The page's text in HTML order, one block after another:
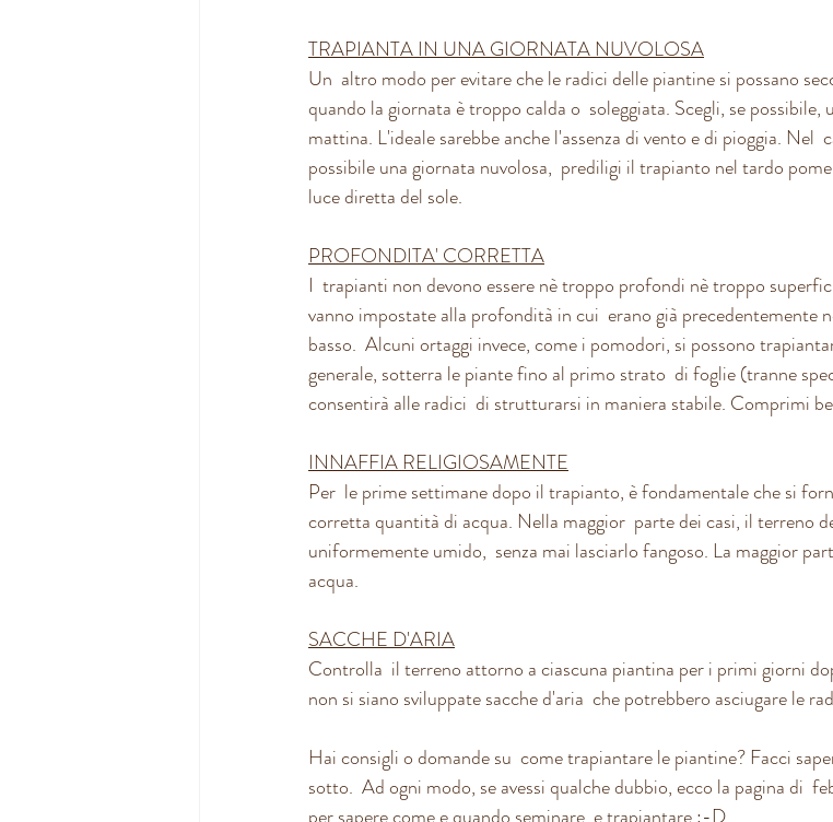
TRAPIANTA IN UNA GIORNATA NUVOLOSA
Un  altro modo per evitare che le radici delle piantine si possano
quando la giornata è troppo calda o  soleggiata. Scegli, se
mattina. L'ideale sarebbe anche l'assenza di vento e di pioggia. Nel
possibile una giornata nuvolosa,  prediligi il trapianto nel tardo
luce diretta del sole.
PROFONDITA' CORRETTA
I  trapianti non devono essere nè troppo profondi nè troppo
vanno impostate alla profondità in cui  erano già precedentemente
basso.  Alcuni ortaggi invece, come i pomodori, si possono
generale, sotterra le piante fino al primo strato  di foglie (tranne
consentirà alle radici  di strutturarsi in maniera stabile. Comprimi
INNAFFIA RELIGIOSAMENTE
Per  le prime settimane dopo il trapianto, è fondamentale che si
corretta quantità di acqua. Nella maggior  parte dei casi, il terreno
uniformemente umido,  senza mai lasciarlo fangoso. La maggior
acqua.
SACCHE D'ARIA
Controlla  il terreno attorno a ciascuna piantina per i primi giorni
non si siano sviluppate sacche d'aria  che potrebbero asciugare le
Hai consigli o domande su  come trapiantare le piantine? Facci
sotto.  Ad ogni modo, se avessi qualche dubbio, ecco la pagina di
per sapere come e quando seminare  e trapiantare :-D